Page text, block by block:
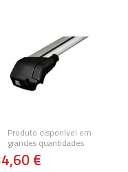
Produto disponível em
grandes quantidades
€